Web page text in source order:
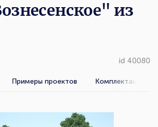
из
id 40080
Примеры проектов Комплектации